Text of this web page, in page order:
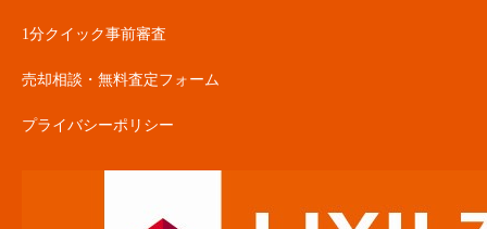
1分クイック事前審査
売却相談・無料査定フォーム
プライバシーポリシー